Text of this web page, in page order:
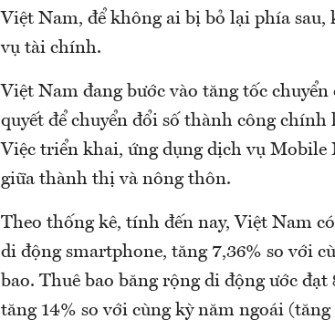
Việt Nam, để không ai bị bỏ lại phía sau,
vụ tài chính.
Việt Nam đang bước vào tăng tốc
quyết để chuyển đổi số thành công
Việc triển khai, ứng dụng dịch vụ Mobile
giữa thành thị và nông thôn.
Theo thống kê, tính đến nay, Việt Nam
di động smartphone, tăng 7,36% so với
bao. Thuê bao băng rộng di động ước
tăng 14% so với cùng kỳ năm ngoái